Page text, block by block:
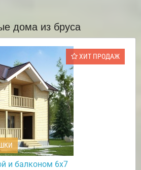
дома из бруса
ХИТ ПРОДАЖ
и балконом 6х7